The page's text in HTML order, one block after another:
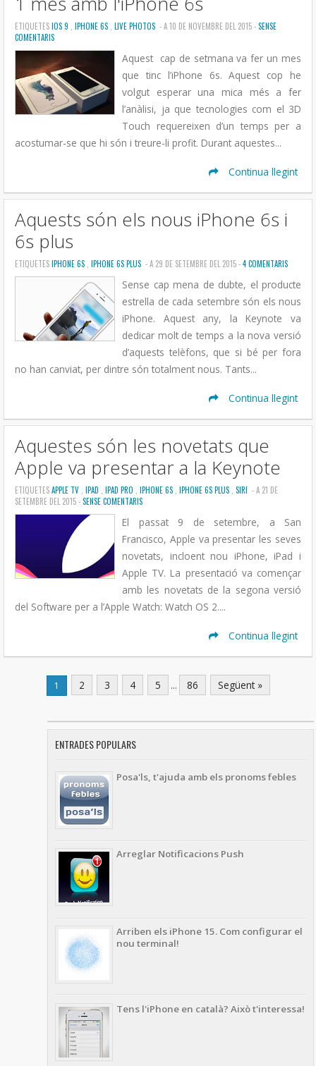
ETIQUETESIOS 9 , IPHONE 6S , LIVE PHOTOS - A 10 DE NOVEMBRE DEL 2015 -SENSE
COMENTARIS
Aquest cap de setmana va fer un mes
que tinc l’iPhone 6s. Aquest cop he
volgut esperar una mica més a fer
l’anàlisi, ja que tecnologies com el 3D
Touch requereixen d’un temps per a
acostumar-se que hi són i treure-li profit. Durant aquestes...
Continua llegint
Aquests són els nous iPhone 6s i
6s plus
ETIQUETESIPHONE 6S , IPHONE 6S PLUS - A 29 DE SETEMBRE DEL 2015 -4 COMENTARIS
Sense cap mena de dubte, el producte
estrella de cada setembre són els nous
iPhone. Aquest any, la Keynote va
dedicar molt de temps a la nova versió
d’aquests telèfons, que si bé per fora
no han canviat, per dintre són totalment nous. Tants...
Continua llegint
Aquestes són les novetats que
Apple va presentar a la Keynote
ETIQUETESAPPLE TV , IPAD , IPAD PRO , IPHONE 6S , IPHONE 6S PLUS , SIRI - A 21 DE
SETEMBRE DEL 2015 -SENSE COMENTARIS
El passat 9 de setembre, a San
Francisco, Apple va presentar les seves
novetats, incloent nou iPhone, iPad i
Apple TV. La presentació va començar
amb les novetats de la segona versió
del Software per a l’Apple Watch: Watch OS 2....
Continua llegint
1 2 3 4 5 ... 86 Següent »
ENTRADES POPULARS
Posa'ls, t'ajuda amb els pronoms febles
Arreglar Notificacions Push
Arriben els iPhone 15. Com configurar el
nou terminal!
Tens l'iPhone en català? Això t'interessa!